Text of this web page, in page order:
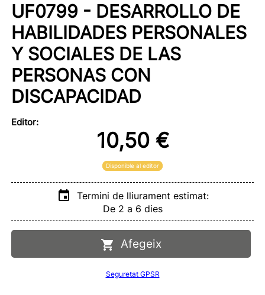
UF0799 - DESARROLLO DE
HABILIDADES PERSONALES
Y SOCIALES DE LAS
PERSONAS CON
DISCAPACIDAD
Editor:
10,50 €
Disponible al editor
Termini de lliurament estimat:
De 2 a 6 dies
Afegeix
Seguretat GPSR